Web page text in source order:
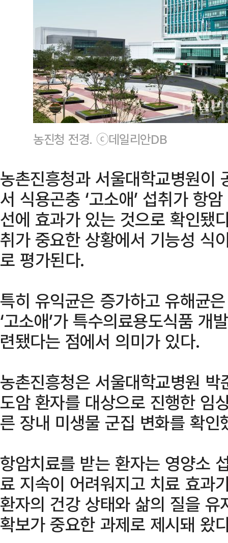
농진청 전경. ⓒ데일리안DB
농촌진흥청과 서울대학교병원이
서 식용곤충 ‘고소애’ 섭취가 항
선에 효과가 있는 것으로 확인됐
취가 중요한 상황에서 기능성 식
로 평가된다.
특히 유익균은 증가하고 유해균
‘고소애’가 특수의료용도식품
련됐다는 점에서 의미가 있다.
농촌진흥청은 서울대학교병원
도암 환자를 대상으로 진행한 임
른 장내 미생물 군집 변화를 확인
항암치료를 받는 환자는 영양소
료 지속이 어려워지고 치료 효과
환자의 건강 상태와 삶의 질을
확보가 중요한 과제로 제시돼 왔